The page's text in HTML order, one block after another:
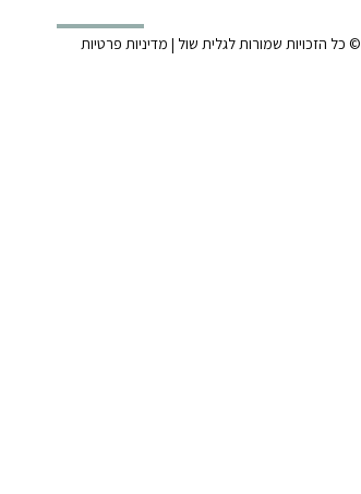
צרו קשר: © כל הזכויות שמורות לגלית שול | מדיניות פרטיות